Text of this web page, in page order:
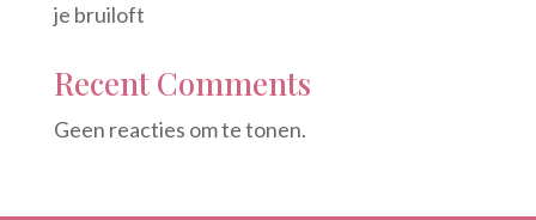
je bruiloft
Recent Comments
Geen reacties om te tonen.